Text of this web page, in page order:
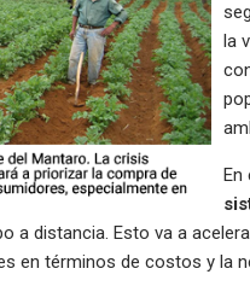
la
En
a distancia. Esto va a
en términos de costos y la